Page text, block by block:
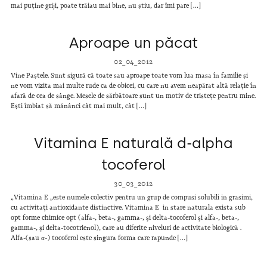
mai puține griji, poate trăiau mai bine, nu știu, dar îmi pare […]
Aproape un păcat
02_04_2012
Vine Paștele. Sunt sigură că toate sau aproape toate vom lua masa în familie și
ne vom vizita mai multe rude ca de obicei, cu care nu avem neapărat altă relație în
afară de cea de sânge. Mesele de sărbătoare sunt un motiv de tristețe pentru mine.
Ești îmbiat să mănânci cât mai mult, cât […]
Vitamina E naturală d-alpha
tocoferol
30_03_2012
„Vitamina E „este numele colectiv pentru un grup de compusi solubili in grasimi,
cu activitaţi antioxidante distinctive. Vitamina E in stare naturala exista sub
opt forme chimice opt (alfa-, beta-, gamma-, şi delta-tocoferol şi alfa-, beta-,
gamma-, şi delta-tocotrienol), care au diferite niveluri de activitate biologică .
Alfa-(sau α-) tocoferol este singura forma care rapunde […]